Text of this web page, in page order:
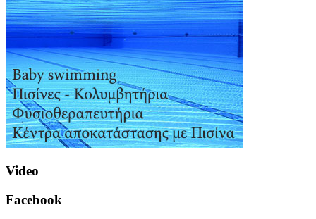
Video
Facebook